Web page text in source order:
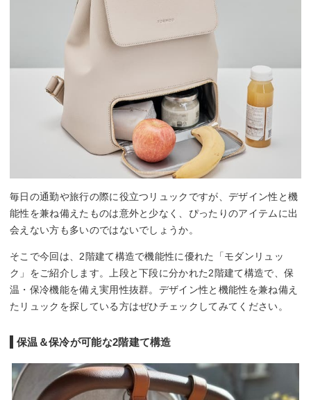
毎日の通勤や旅行の際に役立つリュックですが、デザイン性と機
能性を兼ね備えたものは意外と少なく、ぴったりのアイテムに出
会えない方も多いのではないでしょうか。
そこで今回は、2階建て構造で機能性に優れた「モダンリュッ
ク」をご紹介します。上段と下段に分かれた2階建て構造で、保
温・保冷機能を備え実用性抜群。デザイン性と機能性を兼ね備え
たリュックを探している方はぜひチェックしてみてください。
保温＆保冷が可能な2階建て構造